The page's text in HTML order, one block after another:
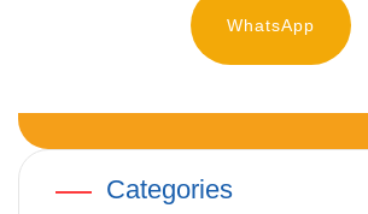
WhatsApp
Categories